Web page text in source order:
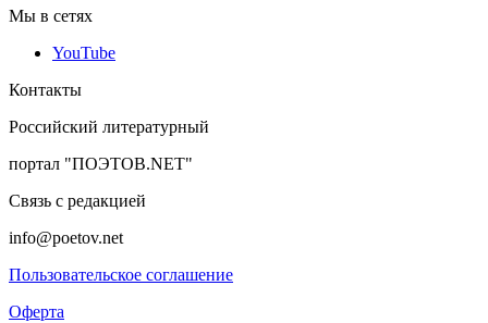
Мы в сетях
YouTube
Контакты
Российский литературный
портал "ПОЭТОВ.NET"
Связь с редакцией
info@poetov.net
Пользовательское соглашение
Оферта